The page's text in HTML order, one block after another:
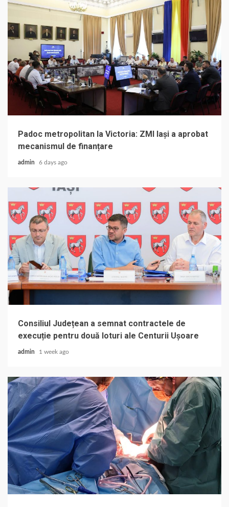
Padoc metropolitan la Victoria: ZMI Iași a aprobat
mecanismul de finanțare
admin 6 days ago
Consiliul Județean a semnat contractele de
execuție pentru două loturi ale Centurii Ușoare
admin 1 week ago